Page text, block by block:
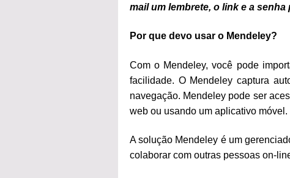
mail um lembrete, o link e a senha
Por que devo usar o Mendeley?
Com o Mendeley, você pode
facilidade. O Mendeley captura
navegação. Mendeley pode ser
web ou usando um aplicativo
A solução Mendeley é um
colaborar com outras pessoas on-